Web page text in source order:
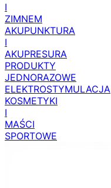
I
ZIMNEM
AKUPUNKTURA
I
AKUPRESURA
PRODUKTY
JEDNORAZOWE
ELEKTROSTYMULACJA
KOSMETYKI
I
MAŚCI
SPORTOWE